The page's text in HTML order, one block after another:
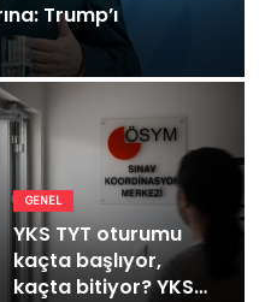
Trump’ı
GENEL
YKS TYT oturumu
kaçta başlıyor,
kaçta bitiyor? YKS